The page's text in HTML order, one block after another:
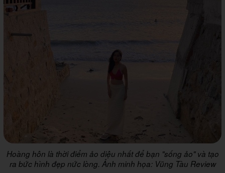
Hoàng hôn là thời điểm ảo diệu nhất để bạn "sống ảo" và tạo
ra bức hình đẹp nức lòng. Ảnh minh họa: Vũng Tàu Review